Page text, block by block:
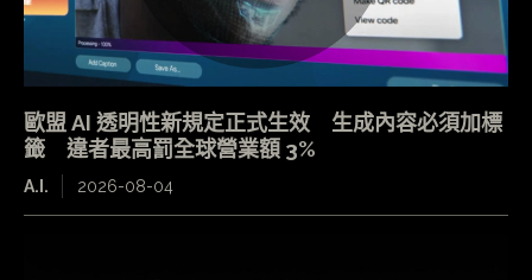
歐盟 AI 透明性新規定正式生效 生成內容必須加標
籤 違者最高罰全球營業額 3%
A.I. 2026-08-04